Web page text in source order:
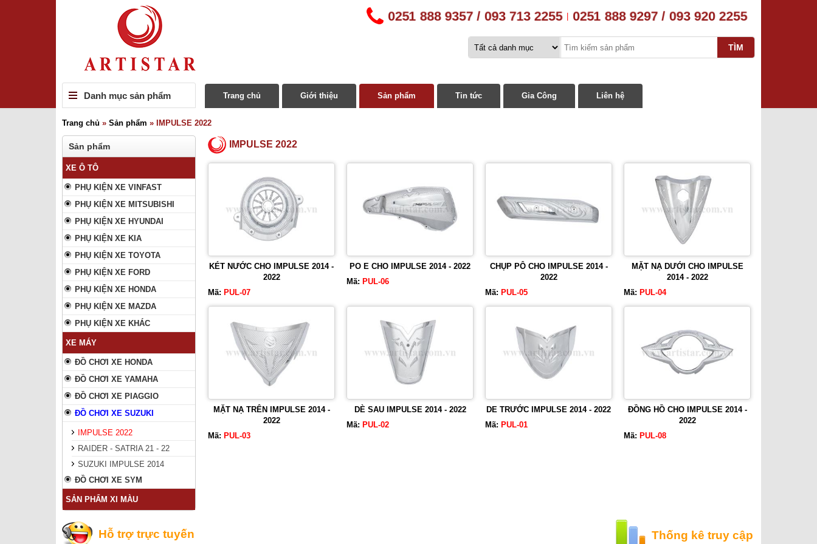
0251 888 9357 / 093 713 2255 0251 888 9297 / 093 920 2255
Danh mục sản phẩm Trang chủ Giới thiệu Sản phẩm Tin tức Gia Công Liên hệ
Trang chủ » Sản phẩm » IMPULSE 2022
Sản phẩm
XE Ô TÔ
PHỤ KIỆN XE VINFAST
PHỤ KIỆN XE MITSUBISHI
PHỤ KIỆN XE HYUNDAI
PHỤ KIỆN XE KIA
PHỤ KIỆN XE TOYOTA
PHỤ KIỆN XE FORD
PHỤ KIỆN XE HONDA
PHỤ KIỆN XE MAZDA
PHỤ KIỆN XE KHÁC
XE MÁY
ĐỒ CHƠI XE HONDA
ĐỒ CHƠI XE YAMAHA
ĐỒ CHƠI XE PIAGGIO
ĐỒ CHƠI XE SUZUKI
IMPULSE 2022
RAIDER - SATRIA 21 - 22
SUZUKI IMPULSE 2014
ĐỒ CHƠI XE SYM
SẢN PHẨM XI MÀU
IMPULSE 2022
KÉT NƯỚC CHO IMPULSE 2014 -
2022
Mã: PUL-07
PO E CHO IMPULSE 2014 - 2022
Mã: PUL-06
CHỤP PÔ CHO IMPULSE 2014 -
2022
Mã: PUL-05
MẶT NẠ DƯỚI CHO IMPULSE
2014 - 2022
Mã: PUL-04
MẶT NẠ TRÊN IMPULSE 2014 -
2022
Mã: PUL-03
DÈ SAU IMPULSE 2014 - 2022
Mã: PUL-02
DE TRƯỚC IMPULSE 2014 - 2022
Mã: PUL-01
ĐỒNG HỒ CHO IMPULSE 2014 -
2022
Mã: PUL-08
Hỗ trợ trực tuyến Thống kê truy cập